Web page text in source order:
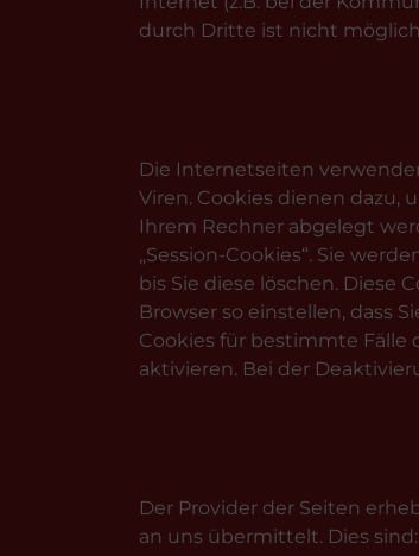
durch Dritte ist nicht
Die Internetseiten
Viren. Cookies dienen dazu,
Ihrem Rechner abgelegt
„Session-Cookies“. Sie
bis Sie diese löschen. Diese
Browser so einstellen, dass
Cookies für bestimmte Fälle
aktivieren. Bei der
Der Provider der Seiten
an uns übermittelt. Dies sind: